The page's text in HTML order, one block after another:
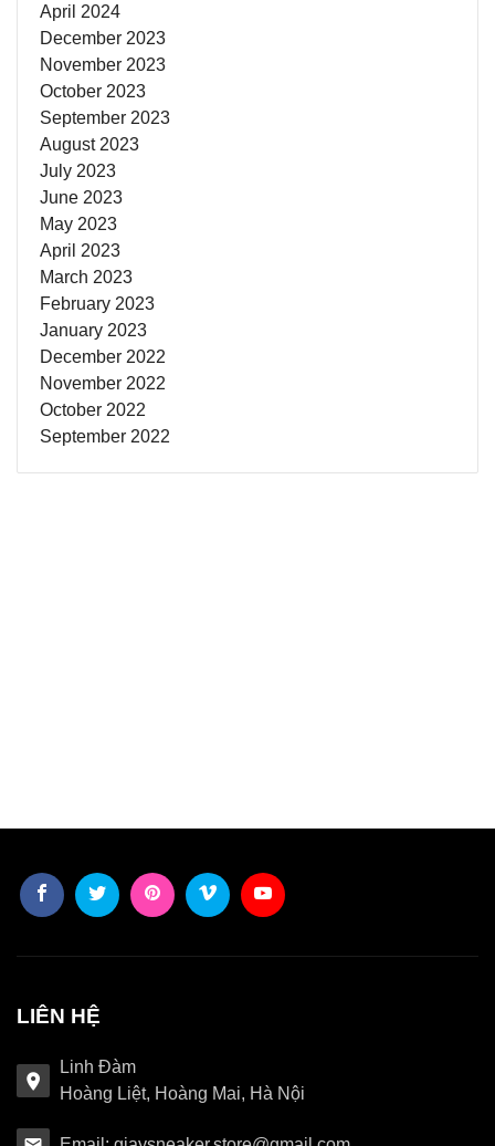
April 2024
December 2023
November 2023
October 2023
September 2023
August 2023
July 2023
June 2023
May 2023
April 2023
March 2023
February 2023
January 2023
December 2022
November 2022
October 2022
September 2022
LIÊN HỆ
Linh Đàm
Hoàng Liệt, Hoàng Mai, Hà Nội